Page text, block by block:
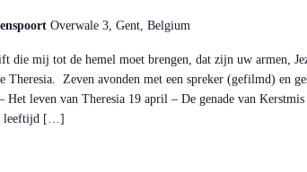
Overwale 3, Gent, Belgium
die mij tot de hemel moet brengen, dat zijn uw armen,
Theresia. Zeven avonden met een spreker (gefilmd) en
Het leven van Theresia 19 april – De genade van
leeftijd […]